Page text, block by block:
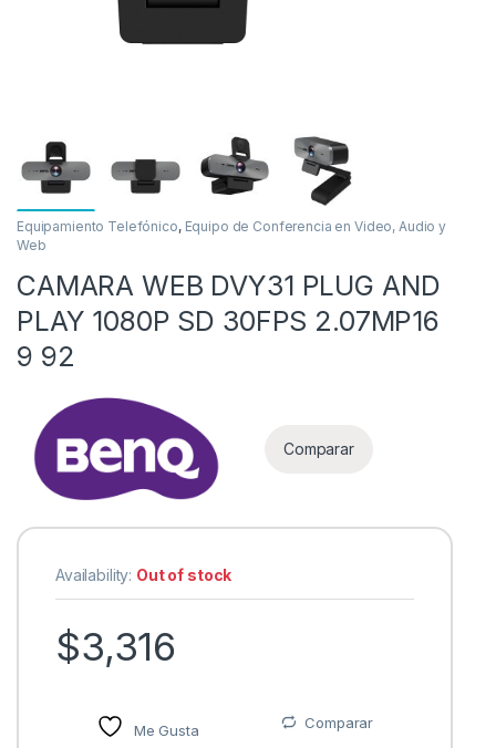
Equipamiento Telefónico, Equipo de Conferencia en Video, Audio y
Web
CAMARA WEB DVY31 PLUG AND
PLAY 1080P SD 30FPS 2.07MP16
9 92
Comparar
Availability: Out of stock
$3,316
Me Gusta Comparar